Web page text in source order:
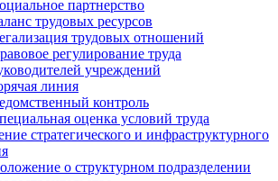
партнерство
трудовых ресурсов
трудовых отношений
регулирование труда
учреждений
линия
контроль
оценка условий труда
стратегического и инфраструктурного
о структурном подразделении